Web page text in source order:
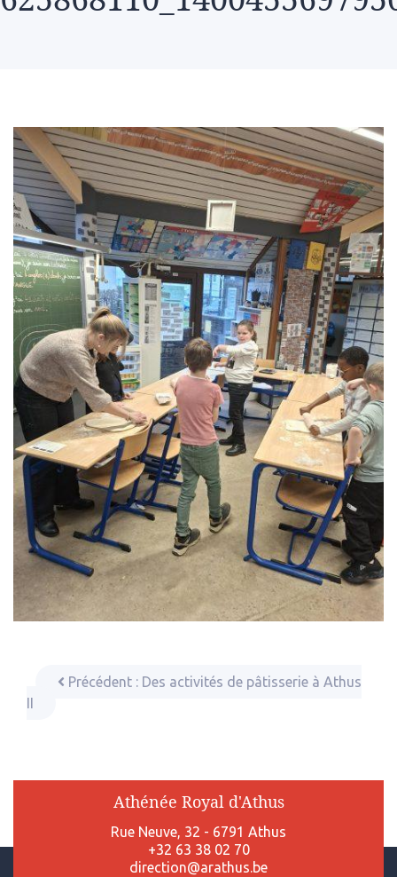
Précédent : Des activités de pâtisserie à Athus
II
Athénée Royal d'Athus
Rue Neuve, 32 - 6791 Athus
+32 63 38 02 70
direction@arathus.be